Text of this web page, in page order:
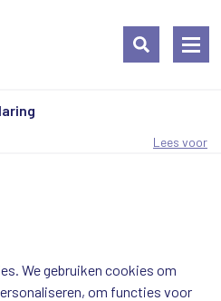
Lees voor
We gebruiken cookies om
om functies voor